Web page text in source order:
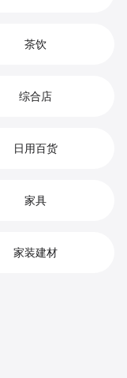
茶饮
综合店
日用百货
家具
家装建材